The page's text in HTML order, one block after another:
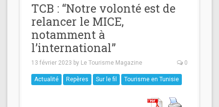
TCB : “Notre volonté est de
relancer le MICE,
notamment à
l’international”
13 février 2023 by Le Tourisme Magazine 0
Actualité Repères Sur le fil Tourisme en Tunisie